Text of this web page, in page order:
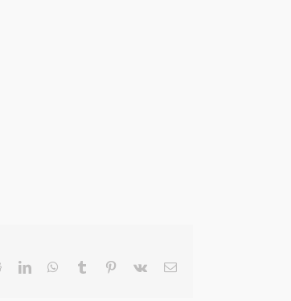
RedditLinkedInWhatsApp
Tumblr Pinterest
Vk Email